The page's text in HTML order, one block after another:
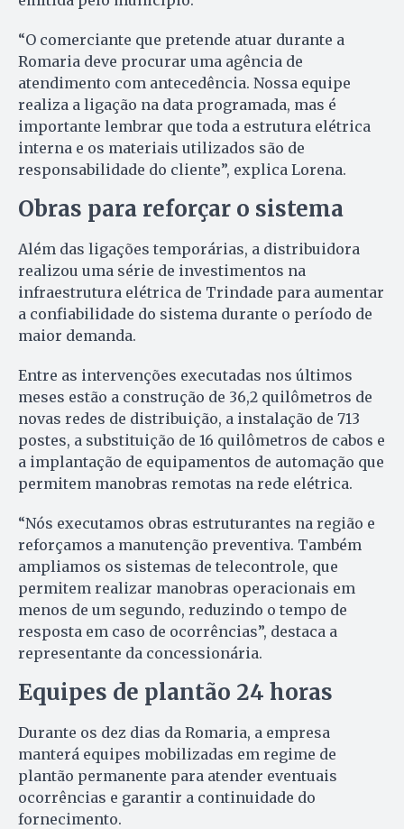
“O comerciante que pretende atuar durante a
Romaria deve procurar uma agência de
atendimento com antecedência. Nossa equipe
realiza a ligação na data programada, mas é
importante lembrar que toda a estrutura elétrica
interna e os materiais utilizados são de
responsabilidade do cliente”, explica Lorena.
Obras para reforçar o sistema
Além das ligações temporárias, a distribuidora
realizou uma série de investimentos na
infraestrutura elétrica de Trindade para aumentar
a confiabilidade do sistema durante o período de
maior demanda.
Entre as intervenções executadas nos últimos
meses estão a construção de 36,2 quilômetros de
novas redes de distribuição, a instalação de 713
postes, a substituição de 16 quilômetros de cabos e
a implantação de equipamentos de automação que
permitem manobras remotas na rede elétrica.
“Nós executamos obras estruturantes na região e
reforçamos a manutenção preventiva. Também
ampliamos os sistemas de telecontrole, que
permitem realizar manobras operacionais em
menos de um segundo, reduzindo o tempo de
resposta em caso de ocorrências”, destaca a
representante da concessionária.
Equipes de plantão 24 horas
Durante os dez dias da Romaria, a empresa
manterá equipes mobilizadas em regime de
plantão permanente para atender eventuais
ocorrências e garantir a continuidade do
fornecimento.